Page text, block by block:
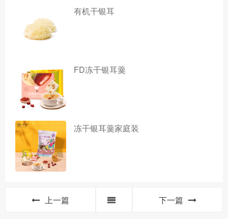
有机干银耳
FD冻干银耳羹
冻干银耳羹家庭装
上一篇 下一篇